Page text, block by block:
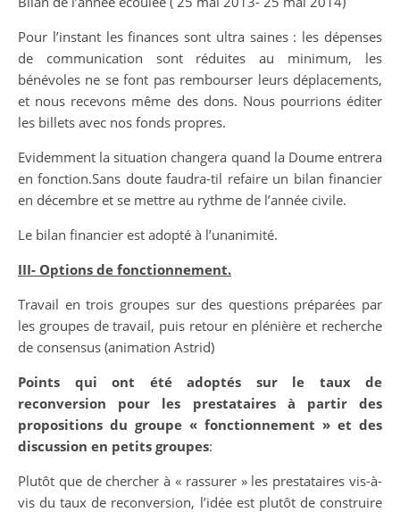
Pour l’instant les finances sont ultra saines : les dépenses
de communication sont réduites au minimum, les
bénévoles ne se font pas rembourser leurs déplacements,
et nous recevons même des dons. Nous pourrions éditer
les billets avec nos fonds propres.
Evidemment la situation changera quand la Doume entrera
en fonction.Sans doute faudra-til refaire un bilan financier
en décembre et se mettre au rythme de l’année civile.
Le bilan financier est adopté à l’unanimité.
III- Options de fonctionnement.
Travail en trois groupes sur des questions préparées par
les groupes de travail, puis retour en plénière et recherche
de consensus (animation Astrid)
Points qui ont été adoptés sur le taux de
reconversion pour les prestataires à partir des
propositions du groupe « fonctionnement » et des
discussion en petits groupes:
Plutôt que de chercher à « rassurer » les prestataires vis-à-
vis du taux de reconversion, l’idée est plutôt de construire